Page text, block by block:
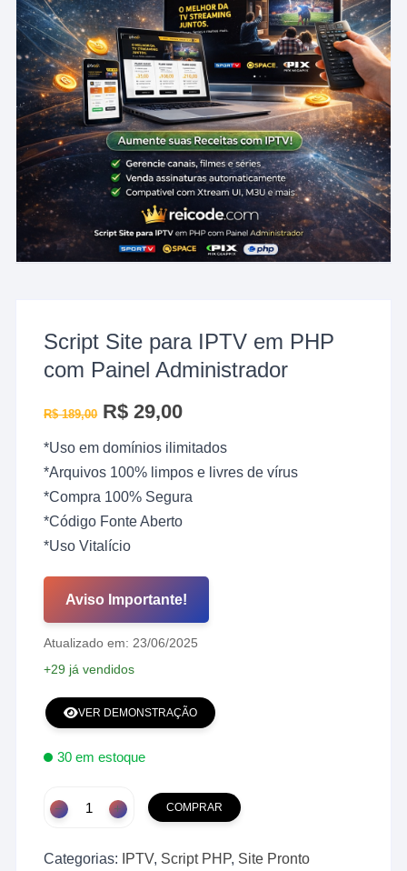
Script Site para IPTV em PHP
com Painel Administrador
R$189,00 O
preço
era:
R$ 29,00O
é:
*Uso em domínios ilimitados
*Arquivos 100% limpos e livres de vírus
*Compra 100% Segura
*Código Fonte Aberto
*Uso Vitalício
Aviso Importante!
Atualizado em: 23/06/2025
+29 já vendidos
VER DEMONSTRAÇÃO
30 em estoque
Site
IPTV
COMPRAR
Categorias: IPTV, Script PHP, Site Pronto